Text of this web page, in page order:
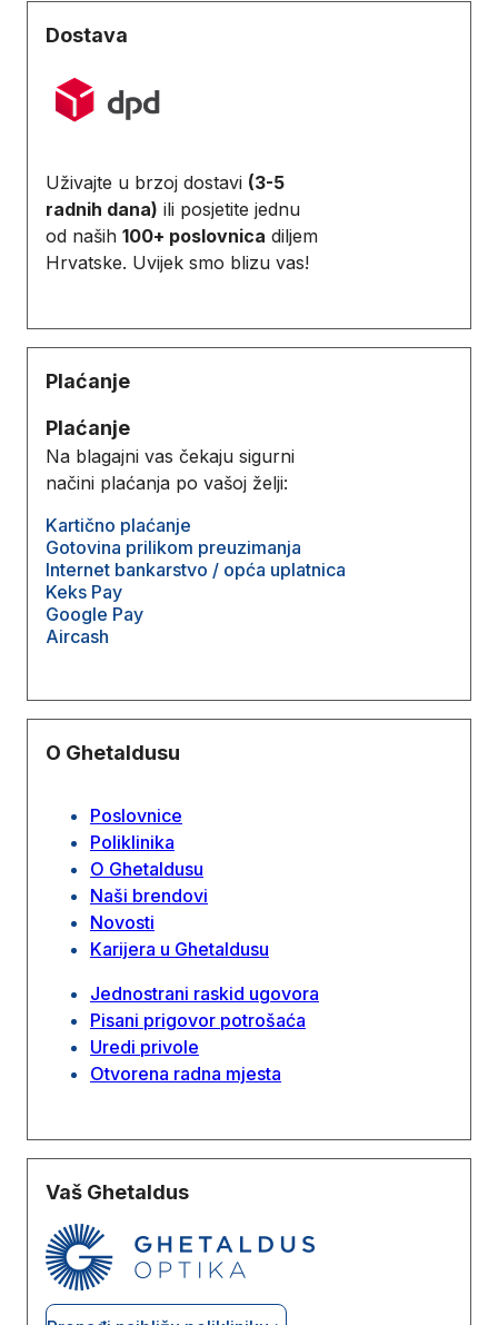
Dostava
Uživajte u brzoj dostavi (3-5
radnih dana) ili posjetite jednu
od naših 100+ poslovnica diljem
Hrvatske. Uvijek smo blizu vas!
Plaćanje
Plaćanje
Na blagajni vas čekaju sigurni
načini plaćanja po vašoj želji:
Kartično plaćanje
Gotovina prilikom preuzimanja
Internet bankarstvo / opća uplatnica
Keks Pay
Google Pay
Aircash
O Ghetaldusu
Poslovnice
Poliklinika
O Ghetaldusu
Naši brendovi
Novosti
Karijera u Ghetaldusu
Jednostrani raskid ugovora
Pisani prigovor potrošaća
Uredi privole
Otvorena radna mjesta
Vaš Ghetaldus